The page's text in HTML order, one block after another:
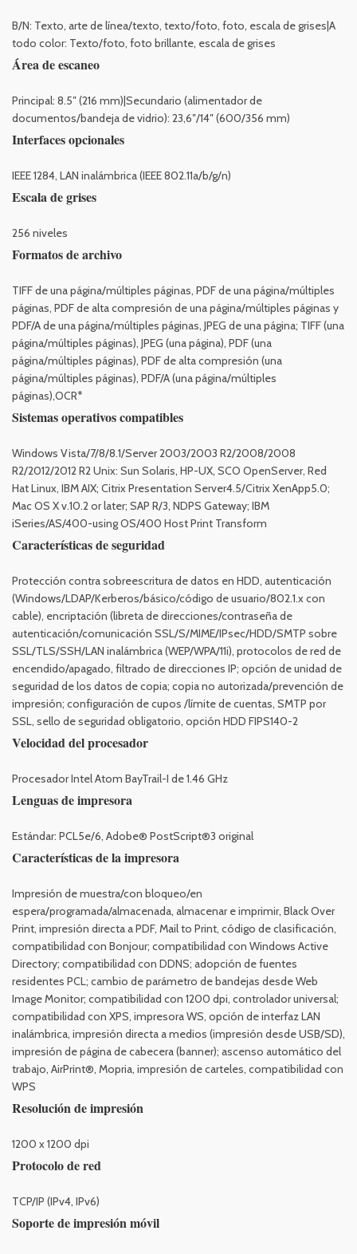
B/N: Texto, arte de línea/texto, texto/foto, foto, escala de grises|A
todo color: Texto/foto, foto brillante, escala de grises
Área de escaneo
Principal: 8.5″ (216 mm)|Secundario (alimentador de
documentos/bandeja de vidrio): 23,6″/14″ (600/356 mm)
Interfaces opcionales
IEEE 1284, LAN inalámbrica (IEEE 802.11a/b/g/n)
Escala de grises
256 niveles
Formatos de archivo
TIFF de una página/múltiples páginas, PDF de una página/múltiples
páginas, PDF de alta compresión de una página/múltiples páginas y
PDF/A de una página/múltiples páginas, JPEG de una página; TIFF (una
página/múltiples páginas), JPEG (una página), PDF (una
página/múltiples páginas), PDF de alta compresión (una
página/múltiples páginas), PDF/A (una página/múltiples
páginas),OCR*
Sistemas operativos compatibles
Windows Vista/7/8/8.1/Server 2003/2003 R2/2008/2008
R2/2012/2012 R2 Unix: Sun Solaris, HP-UX, SCO OpenServer, Red
Hat Linux, IBM AIX; Citrix Presentation Server4.5/Citrix XenApp5.0;
Mac OS X v.10.2 or later; SAP R/3, NDPS Gateway; IBM
iSeries/AS/400-using OS/400 Host Print Transform
Características de seguridad
Protección contra sobreescritura de datos en HDD, autenticación
(Windows/LDAP/Kerberos/básico/código de usuario/802.1.x con
cable), encriptación (libreta de direcciones/contraseña de
autenticación/comunicación SSL/S/MIME/IPsec/HDD/SMTP sobre
SSL/TLS/SSH/LAN inalámbrica (WEP/WPA/11i), protocolos de red de
encendido/apagado, filtrado de direcciones IP; opción de unidad de
seguridad de los datos de copia; copia no autorizada/prevención de
impresión; configuración de cupos /límite de cuentas, SMTP por
SSL, sello de seguridad obligatorio, opción HDD FIPS140-2
Velocidad del procesador
Procesador Intel Atom BayTrail-I de 1.46 GHz
Lenguas de impresora
Estándar: PCL5e/6, Adobe® PostScript®3 original
Características de la impresora
Impresión de muestra/con bloqueo/en
espera/programada/almacenada, almacenar e imprimir, Black Over
Print, impresión directa a PDF, Mail to Print, código de clasificación,
compatibilidad con Bonjour; compatibilidad con Windows Active
Directory; compatibilidad con DDNS; adopción de fuentes
residentes PCL; cambio de parámetro de bandejas desde Web
Image Monitor; compatibilidad con 1200 dpi, controlador universal;
compatibilidad con XPS, impresora WS, opción de interfaz LAN
inalámbrica, impresión directa a medios (impresión desde USB/SD),
impresión de página de cabecera (banner); ascenso automático del
trabajo, AirPrint®, Mopria, impresión de carteles, compatibilidad con
WPS
Resolución de impresión
1200 x 1200 dpi
Protocolo de red
TCP/IP (IPv4, IPv6)
Soporte de impresión móvil